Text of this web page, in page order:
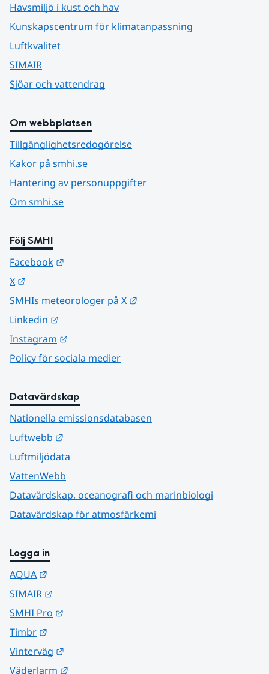
Havsmiljö i kust och hav
Kunskapscentrum för klimatanpassning
Luftkvalitet
SIMAIR
Sjöar och vattendrag
Om webbplatsen
Tillgänglighetsredogörelse
Kakor på smhi.se
Hantering av personuppgifter
Om smhi.se
Följ SMHI
Facebook
X
SMHIs meteorologer på X
Linkedin
Instagram
Policy för sociala medier
Datavärdskap
Nationella emissionsdatabasen
Luftwebb
Luftmiljödata
VattenWebb
Datavärdskap, oceanografi och marinbiologi
Datavärdskap för atmosfärkemi
Logga in
AQUA
SIMAIR
SMHI Pro
Timbr
Vinterväg
Väderlarm